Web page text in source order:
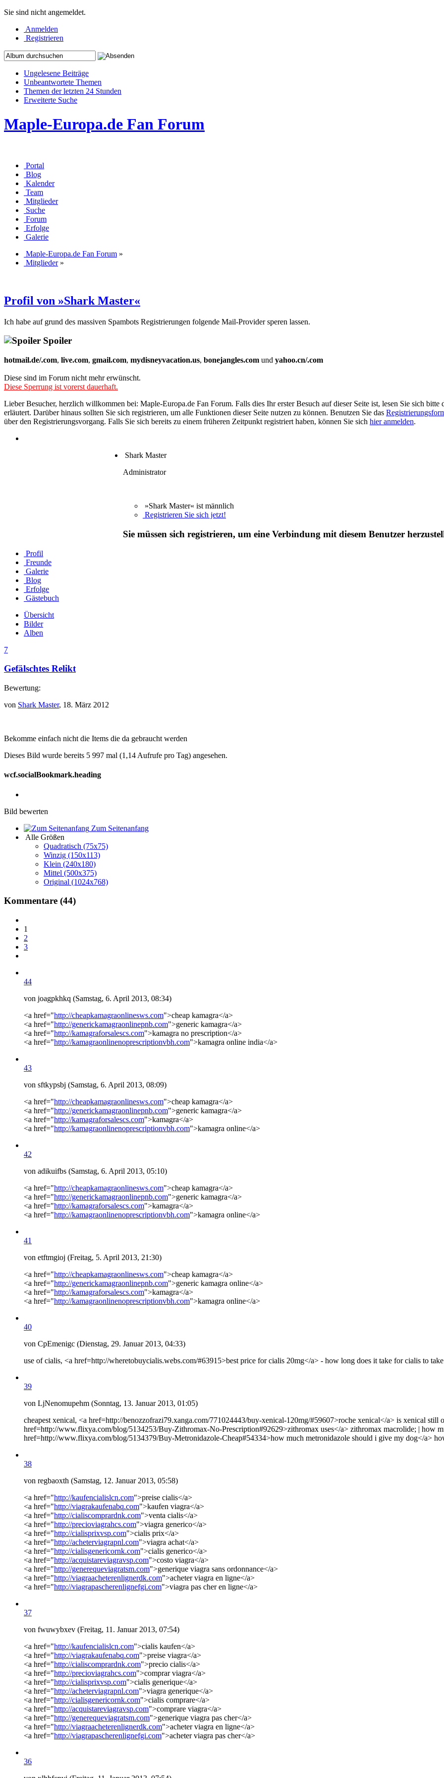
Sie sind nicht angemeldet.
Anmelden
Registrieren
Ungelesene Beiträge
Unbeantwortete Themen
Themen der letzten 24 Stunden
Erweiterte Suche
Maple-Europa.de Fan Forum
Portal
Blog
Kalender
Team
Mitglieder
Suche
Forum
Erfolge
Galerie
Maple-Europa.de Fan Forum »
Mitglieder»
Profil von »Shark Master«
Ich habe auf grund des massiven Spambots Registrierungen folgende Mail-Provider speren lassen.
Spoiler
hotmail.de/.com, live.com, gmail.com, mydisneyvacation.us, bonejangles.com und yahoo.cn/.com
Diese sind im Forum nicht mehr erwünscht.
Diese Sperrung ist vorerst dauerhaft.
Lieber Besucher, herzlich willkommen bei: Maple-Europa.de Fan Forum. Falls dies Ihr erster Besuch auf dieser Seite ist, lesen Sie sich bitte
erläutert. Darüber hinaus sollten Sie sich registrieren, um alle Funktionen dieser Seite nutzen zu können. Benutzen Sie das
über den Registrierungsvorgang. Falls Sie sich bereits zu einem früheren Zeitpunkt registriert haben, können Sie sich hier anmelden.
Shark Master
Administrator
»Shark Master« ist männlich
Registrieren Sie sich jetzt!
Sie müssen sich registrieren, um eine Verbindung mit diesem Benutzer
Profil
Freunde
Galerie
Blog
Erfolge
Gästebuch
Übersicht
Bilder
Alben
7
Gefälschtes Relikt
Bewertung:
von Shark Master, 18. März 2012
Bekomme einfach nicht die Items die da gebraucht werden
Dieses Bild wurde bereits 5 997 mal (1,14 Aufrufe pro Tag) angesehen.
wcf.socialBookmark.heading
Bild bewerten
Zum Seitenanfang
Alle Größen
Quadratisch (75x75)
Winzig (150x113)
Klein (240x180)
Mittel (500x375)
Original (1024x768)
Kommentare (44)
1
2
3
44
von joagpkhkq (Samstag, 6. April 2013, 08:34)
<a href="http://cheapkamagraonlinesws.com">cheap kamagra</a>
<a href="http://generickamagraonlinepnb.com">generic kamagra</a>
<a href="http://kamagraforsalescs.com">kamagra no prescription</a>
<a href="http://kamagraonlinenoprescriptionvbh.com">kamagra online india</a>
43
von sftkypsbj (Samstag, 6. April 2013, 08:09)
<a href="http://cheapkamagraonlinesws.com">cheap kamagra</a>
<a href="http://generickamagraonlinepnb.com">generic kamagra</a>
<a href="http://kamagraforsalescs.com">kamagra</a>
<a href="http://kamagraonlinenoprescriptionvbh.com">kamagra online</a>
42
von adikuifbs (Samstag, 6. April 2013, 05:10)
<a href="http://cheapkamagraonlinesws.com">cheap kamagra</a>
<a href="http://generickamagraonlinepnb.com">generic kamagra</a>
<a href="http://kamagraforsalescs.com">kamagra</a>
<a href="http://kamagraonlinenoprescriptionvbh.com">kamagra online</a>
41
von etftmgioj (Freitag, 5. April 2013, 21:30)
<a href="http://cheapkamagraonlinesws.com">cheap kamagra</a>
<a href="http://generickamagraonlinepnb.com">generic kamagra online</a>
<a href="http://kamagraforsalescs.com">kamagra</a>
<a href="http://kamagraonlinenoprescriptionvbh.com">kamagra online</a>
40
von CpEmenigc (Dienstag, 29. Januar 2013, 04:33)
use of cialis, <a href=http://wheretobuycialis.webs.com/#63915>best price for cialis 20mg</a> - how long does it take for cialis to
39
von LjNenomupehm (Sonntag, 13. Januar 2013, 01:05)
cheapest xenical, <a href=http://benozzofrazi79.xanga.com/771024443/buy-xenical-120mg/#59607>roche xenical</a> is xenical still
href=http://www.flixya.com/blog/5134253/Buy-Zithromax-No-Prescription#92629>zithromax uses</a> zithromax macrolide; | how
href=http://www.flixya.com/blog/5134379/Buy-Metronidazole-Cheap#54334>how much metronidazole should i give my dog</a>
38
von regbaoxth (Samstag, 12. Januar 2013, 05:58)
<a href="http://kaufencialislcn.com">preise cialis</a>
<a href="http://viagrakaufenabq.com">kaufen viagra</a>
<a href="http://cialiscomprardnk.com">venta cialis</a>
<a href="http://precioviagrahcs.com">viagra generico</a>
<a href="http://cialisprixvsp.com">cialis prix</a>
<a href="http://acheterviagrapnl.com">viagra achat</a>
<a href="http://cialisgenericornk.com">cialis generico</a>
<a href="http://acquistareviagravsp.com">costo viagra</a>
<a href="http://generequeviagratsm.com">generique viagra sans ordonnance</a>
<a href="http://viagraacheterenlignerdk.com">acheter viagra en ligne</a>
<a href="http://viagrapascherenlignefgi.com">viagra pas cher en ligne</a>
37
von fwuwybxev (Freitag, 11. Januar 2013, 07:54)
<a href="http://kaufencialislcn.com">cialis kaufen</a>
<a href="http://viagrakaufenabq.com">preise viagra</a>
<a href="http://cialiscomprardnk.com">precio cialis</a>
<a href="http://precioviagrahcs.com">comprar viagra</a>
<a href="http://cialisprixvsp.com">cialis generique</a>
<a href="http://acheterviagrapnl.com">viagra generique</a>
<a href="http://cialisgenericornk.com">cialis comprare</a>
<a href="http://acquistareviagravsp.com">comprare viagra</a>
<a href="http://generequeviagratsm.com">generique viagra pas cher</a>
<a href="http://viagraacheterenlignerdk.com">acheter viagra en ligne</a>
<a href="http://viagrapascherenlignefgi.com">acheter viagra pas cher</a>
36